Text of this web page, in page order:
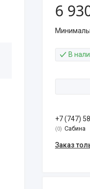
6
В
+7 (747)
0 Сабина
Заказ